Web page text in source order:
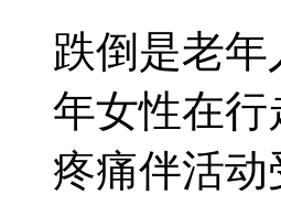
跌倒是老
年女性在
疼痛伴活